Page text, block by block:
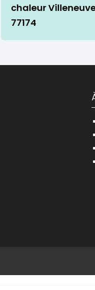
chaleur
77174